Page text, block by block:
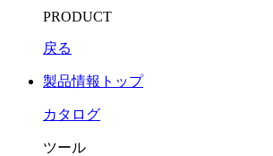
PRODUCT
戻る
製品情報トップ
カタログ
ツール